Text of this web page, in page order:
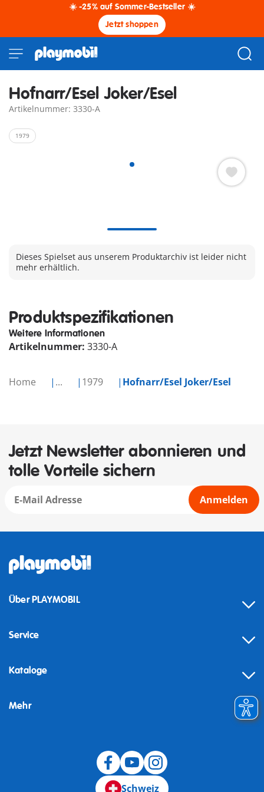
☀️ -25% auf Sommer-Bestseller ☀️
Jetzt shoppen
Home ... 1979 Hofnarr/Esel Joker/Esel
Hofnarr/Esel Joker/Esel
Artikelnummer: 3330-A
1979
Dieses Spielset aus unserem Produktarchiv ist leider nicht
mehr erhältlich.
Produktspezifikationen
Weitere Informationen
Artikelnummer: 3330-A
Jetzt Newsletter abonnieren und
tolle Vorteile sichern
Anmelden
Über PLAYMOBIL
Service
Kataloge
Mehr
Schweiz